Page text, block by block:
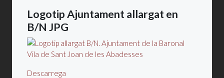
Logotip Ajuntament allargat en
B/N JPG
Descarrega